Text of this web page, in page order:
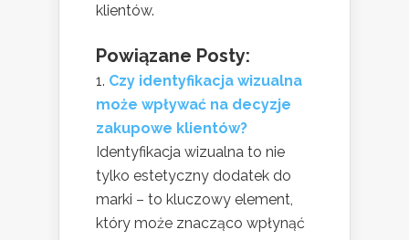
klientów.
Powiązane Posty:
Czy identyfikacja wizualna
może wpływać na decyzje
zakupowe klientów?
Identyfikacja wizualna to nie
tylko estetyczny dodatek do
marki – to kluczowy element,
który może znacząco wpłynąć